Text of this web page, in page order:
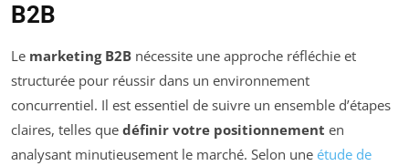
B2B
Le marketing B2B nécessite une approche réfléchie et
structurée pour réussir dans un environnement
concurrentiel. Il est essentiel de suivre un ensemble d’étapes
claires, telles que définir votre positionnement en
analysant minutieusement le marché. Selon une étude de